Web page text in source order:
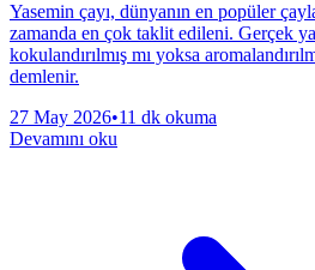
Yasemin çayı, dünyanın en popüler
zamanda en çok taklit edileni. Gerçek
kokulandırılmış mı yoksa
demlenir.
27 May 2026•11 dk okuma
Devamını oku